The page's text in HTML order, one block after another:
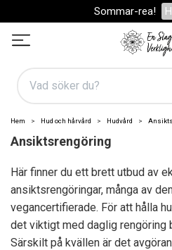
Sommar-rea!
Hem Hud och hårvård Hudvård
Ansiktsrengöring
Här finner du ett brett utbud av
ansiktsrengöringar, många av
vegancertifierade. För att hålla
det viktigt med daglig rengöring
Särskilt på kvällen är det